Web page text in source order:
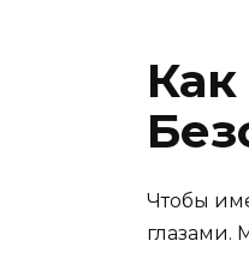
Чтобы
глазами.